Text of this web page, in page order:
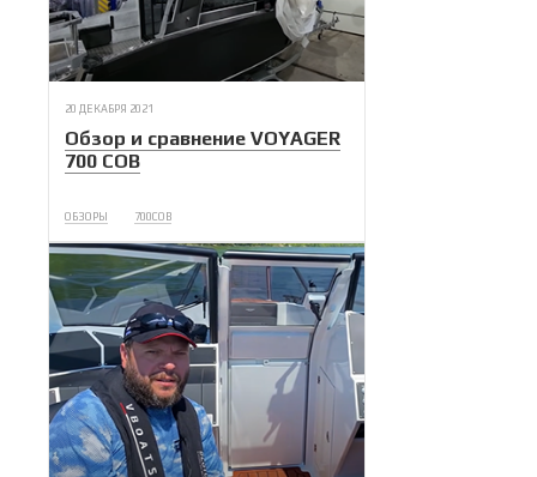
20 ДЕКАБРЯ 2021
Обзор и сравнение VOYAGER
700 COB
ОБЗОРЫ 700COB